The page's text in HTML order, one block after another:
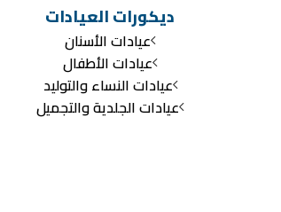
ديكورات العيادات
عيادات الأسنان
عيادات الأطفال
عيادات النساء والتوليد
عيادات الجلدية والتجميل